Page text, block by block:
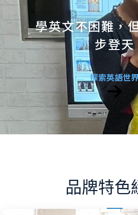
學英文不困難，
步登天
探索英語世
品牌特色